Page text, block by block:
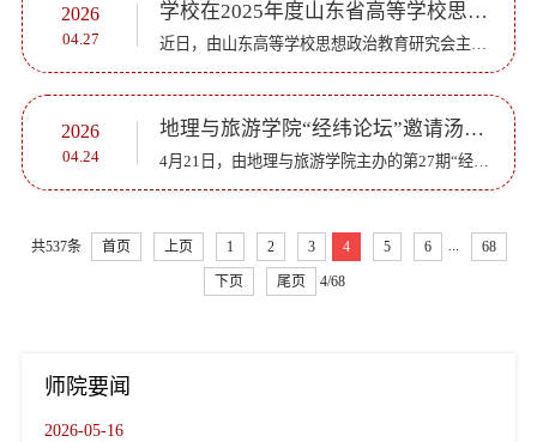
2026
04.27
学校在2025年度山东省高等学校思想政治教育优秀论文和工作案例征集活动中获佳绩
近日，由山东高等学校思想政治教育研究会主办的2025年度山东省高等学校思想政治教育优秀论文和工作案例征集活动评选结果揭晓。齐鲁师范学院共遴选推荐29篇/件作品，12篇/件获奖，其中优秀论文二等奖1篇、三等奖3...
2026
04.24
地理与旅游学院“经纬论坛”邀请汤国安教授作专题讲座
4月21日，由地理与旅游学院主办的第27期“经纬论坛”在章丘校区第二学术报告厅举行。本次论坛特邀南京师范大学汤国安教授作题为《科学辩证思想融入地理师范教育的认知框架与教学方法》的专题报告。论坛由地理与旅...
共537条 首页 上页 1 2 3 4 5 6 ... 68
下页 尾页 4/68
师院要闻
2026-05-16